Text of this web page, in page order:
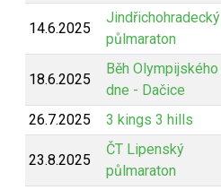
14.6.2025
Jindřichohradecký
půlmaraton
18.6.2025
Běh Olympijského
dne - Dačice
26.7.2025 3 kings 3 hills
23.8.2025
ČT Lipenský
půlmaraton